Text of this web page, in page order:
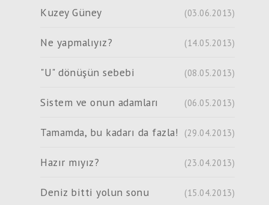
Kuzey Güney (03.06.2013)
Ne yapmalıyız? (14.05.2013)
"U" dönüşün sebebi (08.05.2013)
Sistem ve onun adamları (06.05.2013)
Tamamda, bu kadarı da fazla! (29.04.2013)
Hazır mıyız? (23.04.2013)
Deniz bitti yolun sonu (15.04.2013)